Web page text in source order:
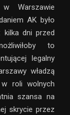
Warszawie
AK było
dni przed
to
legalny
władzą
roli wolnych
szansa na
skrycie przez